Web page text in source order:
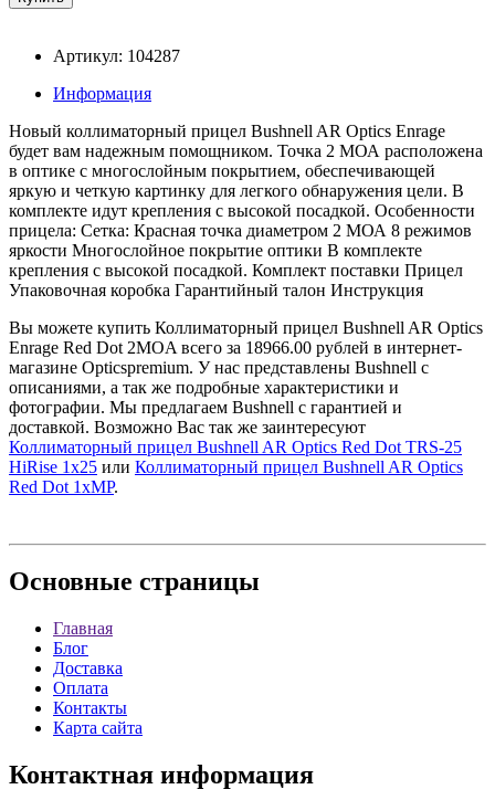
Артикул: 104287
Информация
Новый коллиматорный прицел Bushnell AR Optics Enrage
будет вам надежным помощником. Точка 2 МОА расположена
в оптике с многослойным покрытием, обеспечивающей
яркую и четкую картинку для легкого обнаружения цели. В
комплекте идут крепления с высокой посадкой. Особенности
прицела: Сетка: Красная точка диаметром 2 МОА 8 режимов
яркости Многослойное покрытие оптики В комплекте
крепления с высокой посадкой. Комплект поставки Прицел
Упаковочная коробка Гарантийный талон Инструкция
Вы можете купить Коллиматорный прицел Bushnell AR Optics
Enrage Red Dot 2MOA всего за 18966.00 рублей в интернет-
магазине Opticspremium. У нас представлены Bushnell с
описаниями, а так же подробные характеристики и
фотографии. Мы предлагаем Bushnell с гарантией и
доставкой. Возможно Вас так же заинтересуют
Коллиматорный прицел Bushnell AR Optics Red Dot TRS-25
HiRise 1x25 или Коллиматорный прицел Bushnell AR Optics
Red Dot 1xMP.
Основные страницы
Главная
Блог
Доставка
Оплата
Контакты
Карта сайта
Контактная информация